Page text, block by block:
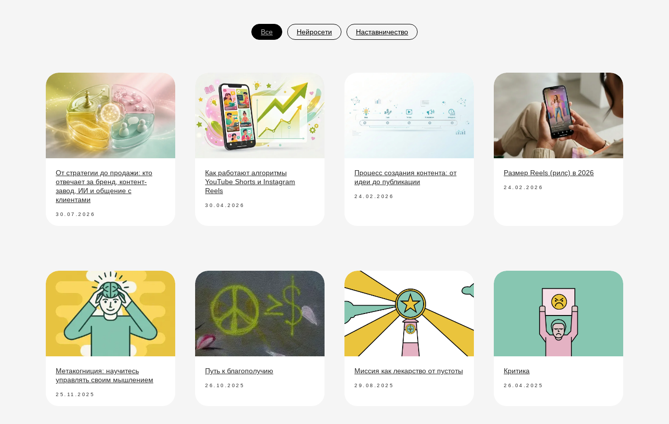
Все Нейросети Наставничество
От стратегии до продажи: кто
отвечает за бренд, контент-
завод, ИИ и общение с
клиентами
30.07.2026
Как работают алгоритмы
YouTube Shorts и Instagram
Reels
30.04.2026
Процесс создания контента: от
идеи до публикации
24.02.2026
Размер Reels (рилс) в 2026
24.02.2026
Метакогниция: научитесь
управлять своим мышлением
25.11.2025
Путь к благополучию
26.10.2025
Миссия как лекарство от пустоты
29.08.2025
Критика
26.04.2025